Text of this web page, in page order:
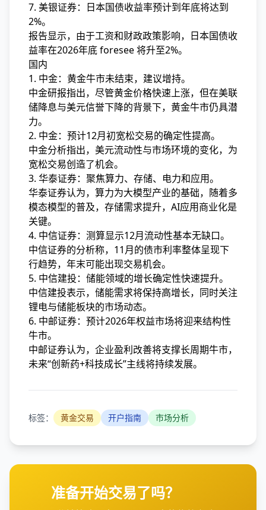
7. 美银证券：日本国债收益率预计到年底将达到
2%。
报告显示，由于工资和财政政策影响，日本国债收
益率在2026年底 foresee 将升至2%。
国内
1. 中金：黄金牛市未结束，建议增持。
中金研报指出，尽管黄金价格快速上涨，但在美联
储降息与美元信誉下降的背景下，黄金牛市仍具潜
力。
2. 中金：预计12月初宽松交易的确定性提高。
中金分析指出，美元流动性与市场环境的变化，为
宽松交易创造了机会。
3. 华泰证券：聚焦算力、存储、电力和应用。
华泰证券认为，算力为大模型产业的基础，随着多
模态模型的普及，存储需求提升，AI应用商业化是
关键。
4. 中信证券：测算显示12月流动性基本无缺口。
中信证券的分析称，11月的债市利率整体呈现下
行趋势，年末可能出现交易机会。
5. 中信建投：储能领域的增长确定性快速提升。
中信建投表示，储能需求将保持高增长，同时关注
锂电与储能板块的市场动态。
6. 中邮证券：预计2026年权益市场将迎来结构性
牛市。
中邮证券认为，企业盈利改善将支撑长周期牛市，
未来“创新药+科技成长”主线将持续发展。
标签： 黄金交易 开户指南 市场分析
准备开始交易了吗？